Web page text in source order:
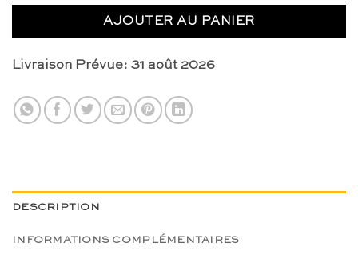
AJOUTER AU PANIER
Livraison Prévue: 31 août 2026
DESCRIPTION
INFORMATIONS COMPLÉMENTAIRES